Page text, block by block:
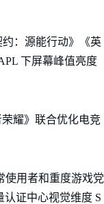
：源能行动》《英
下屏幕峰值亮度
耀》联合优化电竞
使用者和重度游戏党
证中心视觉维度 S